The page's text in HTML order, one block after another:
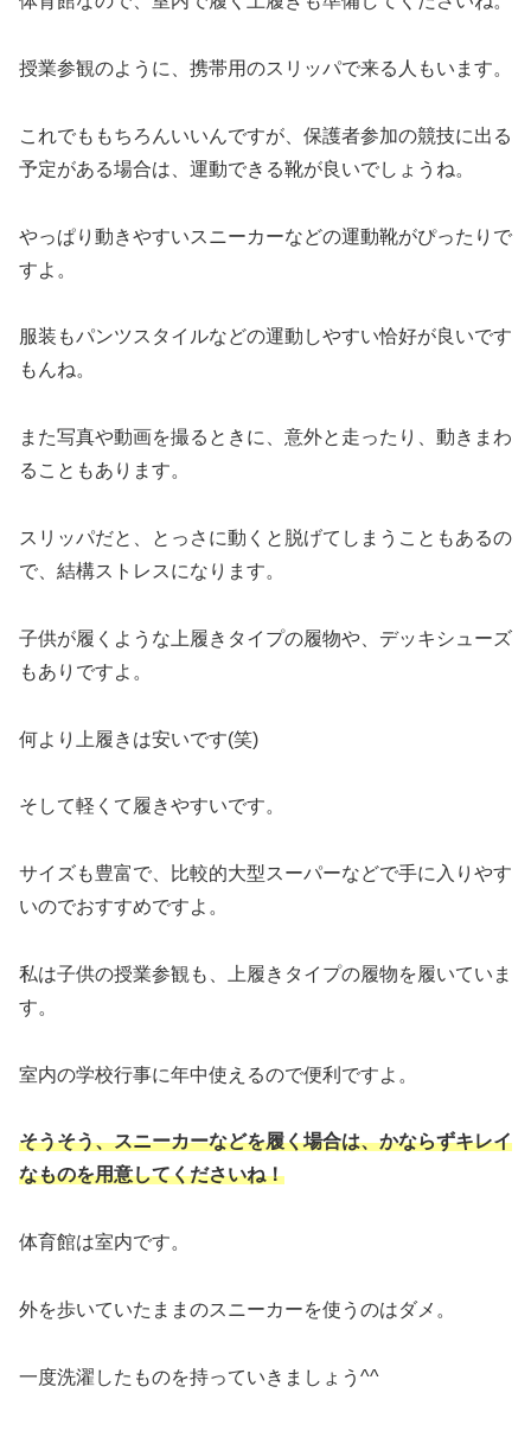
授業参観のように、携帯用のスリッパで来る人もいます。
これでももちろんいいんですが、保護者参加の競技に出る
予定がある場合は、運動できる靴が良いでしょうね。
やっぱり動きやすいスニーカーなどの運動靴がぴったりで
すよ。
服装もパンツスタイルなどの運動しやすい恰好が良いです
もんね。
また写真や動画を撮るときに、意外と走ったり、動きまわ
ることもあります。
スリッパだと、とっさに動くと脱げてしまうこともあるの
で、結構ストレスになります。
子供が履くような上履きタイプの履物や、デッキシューズ
もありですよ。
何より上履きは安いです(笑)
そして軽くて履きやすいです。
サイズも豊富で、比較的大型スーパーなどで手に入りやす
いのでおすすめですよ。
私は子供の授業参観も、上履きタイプの履物を履いていま
す。
室内の学校行事に年中使えるので便利ですよ。
そうそう、スニーカーなどを履く場合は、かならずキレイ
なものを用意してくださいね！
体育館は室内です。
外を歩いていたままのスニーカーを使うのはダメ。
一度洗濯したものを持っていきましょう^^